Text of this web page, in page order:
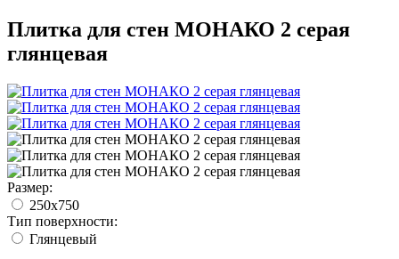
Плитка для стен МОНАКО 2 серая
глянцевая
Размер:
250x750
Тип поверхности:
Глянцевый